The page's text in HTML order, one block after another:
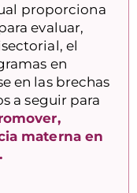
proporciona
evaluar,
el
en
en las brechas
a seguir para
materna en